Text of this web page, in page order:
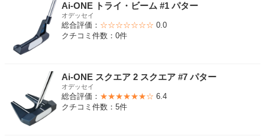
Ai-ONE トライ・ビーム #1 パター
オデッセイ
総合評価： ☆☆☆☆☆☆☆ 0.0
クチコミ件数：0件
Ai-ONE スクエア 2 スクエア #7 パター
オデッセイ
総合評価： ★★★★★★☆ 6.4
クチコミ件数：5件